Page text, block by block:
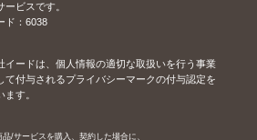
ービスです。
ド：6038
イードは、個人情報の適切な取扱いを行う事業
て付与されるプライバシーマークの付与認定を
ます。
/サービスを購入、契約した場合に、